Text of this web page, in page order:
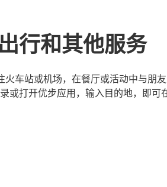
行和其他服务
车站或机场，在餐厅或活动中与朋
或打开优步应用，输入目的地，即可